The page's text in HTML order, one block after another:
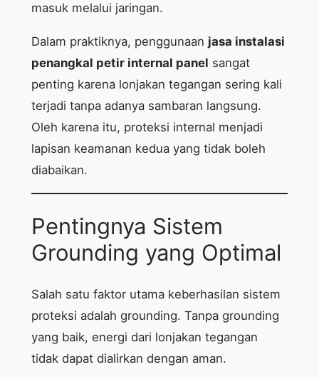
masuk melalui jaringan.
Dalam praktiknya, penggunaan jasa instalasi
penangkal petir internal panel sangat
penting karena lonjakan tegangan sering kali
terjadi tanpa adanya sambaran langsung.
Oleh karena itu, proteksi internal menjadi
lapisan keamanan kedua yang tidak boleh
diabaikan.
Pentingnya Sistem
Grounding yang Optimal
Salah satu faktor utama keberhasilan sistem
proteksi adalah grounding. Tanpa grounding
yang baik, energi dari lonjakan tegangan
tidak dapat dialirkan dengan aman.